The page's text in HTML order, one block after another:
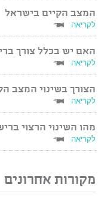
המצב הקיים בישראל
לקריאה
האם יש בכלל צורך
לקריאה
הצורך בשינוי המצב
לקריאה
מהו השינוי הרצוי
לקריאה
מקורות אחרונים